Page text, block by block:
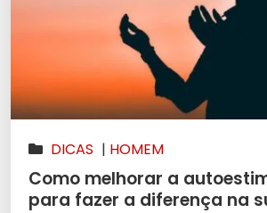
DICAS | HOMEM
Como melhorar a
para fazer a diferença na